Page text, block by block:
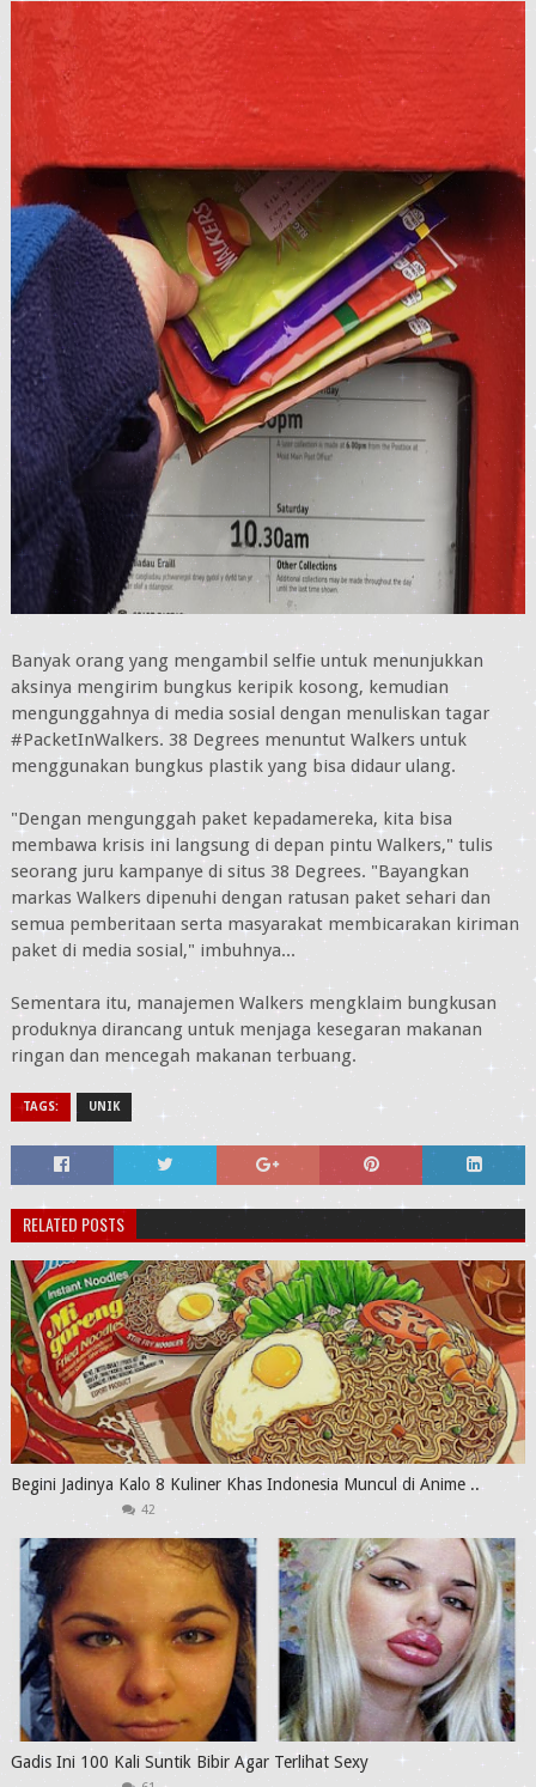
Banyak orang yang mengambil selfie untuk menunjukkan
aksinya mengirim bungkus keripik kosong, kemudian
mengunggahnya di media sosial dengan menuliskan tagar
#PacketInWalkers. 38 Degrees menuntut Walkers untuk
menggunakan bungkus plastik yang bisa didaur ulang.
"Dengan mengunggah paket kepadamereka, kita bisa
membawa krisis ini langsung di depan pintu Walkers," tulis
seorang juru kampanye di situs 38 Degrees. "Bayangkan
markas Walkers dipenuhi dengan ratusan paket sehari dan
semua pemberitaan serta masyarakat membicarakan kiriman
paket di media sosial," imbuhnya...
Sementara itu, manajemen Walkers mengklaim bungkusan
produknya dirancang untuk menjaga kesegaran makanan
ringan dan mencegah makanan terbuang.
TAGS: UNIK
RELATED POSTS
Begini Jadinya Kalo 8 Kuliner Khas Indonesia Muncul di Anime ..
42
Gadis Ini 100 Kali Suntik Bibir Agar Terlihat Sexy